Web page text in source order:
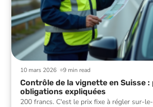
9 min read
10 mars 2026
Contrôle de la vignette en Suisse
obligations expliquées
200 francs. C'est le prix fixe à régler sur-